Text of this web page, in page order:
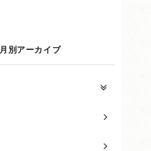
月別アーカイブ